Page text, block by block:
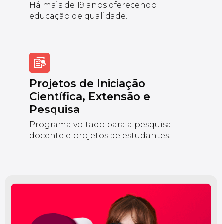
Há mais de 19 anos oferecendo
educação de qualidade.
Projetos de Iniciação
Científica, Extensão e
Pesquisa
Programa voltado para a pesquisa
docente e projetos de estudantes.